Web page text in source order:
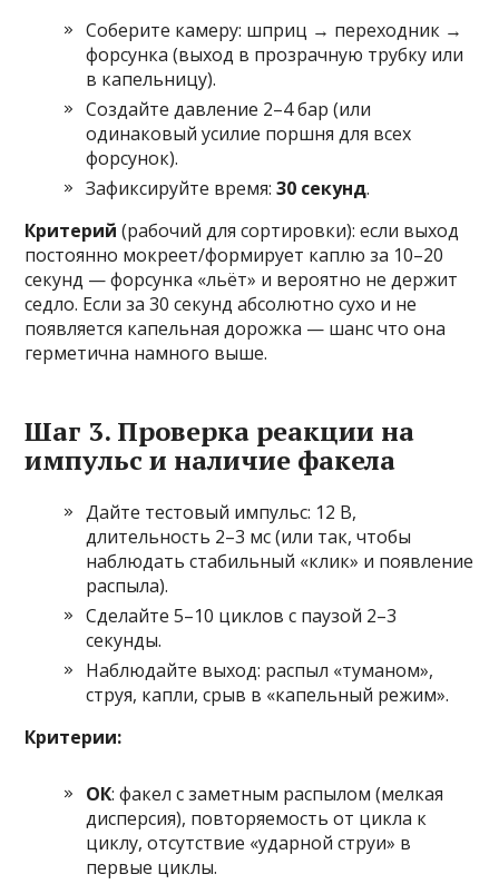
Соберите камеру: шприц → переходник →
форсунка (выход в прозрачную трубку или
в капельницу).
Создайте давление 2–4 бар (или
одинаковый усилие поршня для всех
форсунок).
Зафиксируйте время:30 секунд.
Критерий (рабочий для сортировки): если выход
постоянно мокреет/формирует каплю за 10–20
секунд — форсунка «льёт» и вероятно не держит
седло. Если за 30 секунд абсолютно сухо и не
появляется капельная дорожка — шанс что она
герметична намного выше.
Шаг 3. Проверка реакции на
импульс и наличие факела
Дайте тестовый импульс: 12 В,
длительность 2–3 мс (или так, чтобы
наблюдать стабильный «клик» и появление
распыла).
Сделайте 5–10 циклов с паузой 2–3
секунды.
Наблюдайте выход: распыл «туманом»,
струя, капли, срыв в «капельный режим».
Критерии:
ОК: факел с заметным распылом (мелкая
дисперсия), повторяемость от цикла к
циклу, отсутствие «ударной струи» в
первые циклы.